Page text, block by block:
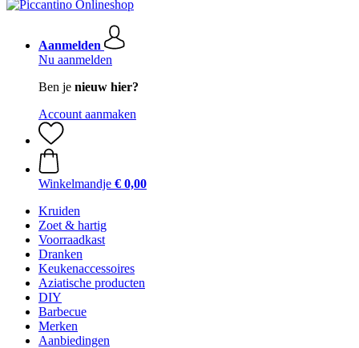
Aanmelden
Nu aanmelden
Ben je nieuw hier?
Account aanmaken
Winkelmandje € 0,00
Kruiden
Zoet & hartig
Voorraadkast
Dranken
Keukenaccessoires
Aziatische producten
DIY
Barbecue
Merken
Aanbiedingen